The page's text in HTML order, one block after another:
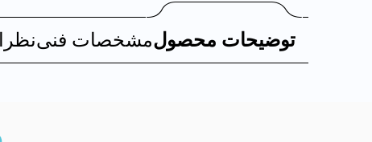
توضیحات محصولمشخصات فنی